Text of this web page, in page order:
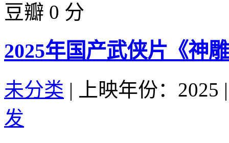
豆瓣 0 分
2025年国产武侠片《神
未分类 | 上映年份：2025 |
发